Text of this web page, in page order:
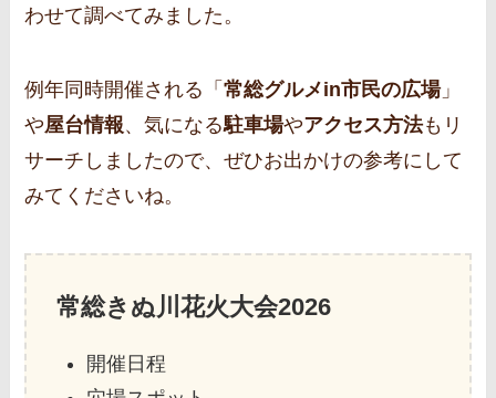
わせて調べてみました。
例年同時開催される「常総グルメin市民の広場」
や屋台情報、気になる駐車場やアクセス方法もリ
サーチしましたので、ぜひお出かけの参考にして
みてくださいね。
常総きぬ川花火大会2026
開催日程